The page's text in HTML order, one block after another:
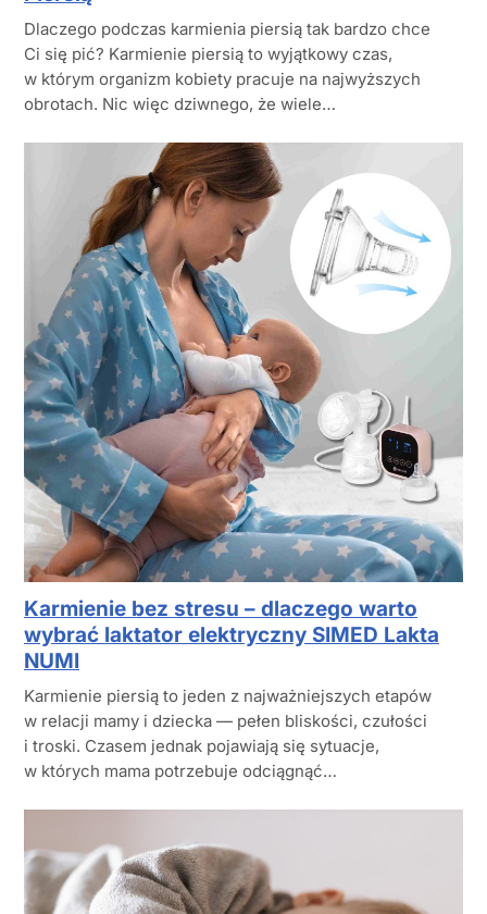
Dlaczego podczas karmienia piersią tak bardzo chce
Ci się pić? Karmienie piersią to wyjątkowy czas,
w którym organizm kobiety pracuje na najwyższych
obrotach. Nic więc dziwnego, że wiele…
Karmienie bez stresu – dlaczego warto
wybrać laktator elektryczny SIMED Lakta
NUMI
Karmienie piersią to jeden z najważniejszych etapów
w relacji mamy i dziecka — pełen bliskości, czułości
i troski. Czasem jednak pojawiają się sytuacje,
w których mama potrzebuje odciągnąć…